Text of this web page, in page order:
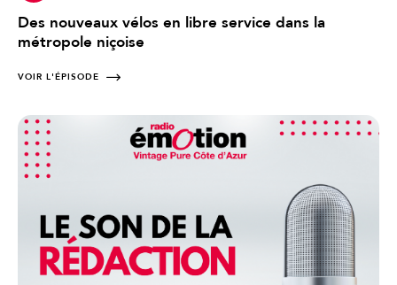
Des nouveaux vélos en libre service dans la
métropole niçoise
VOIR L'ÉPISODE